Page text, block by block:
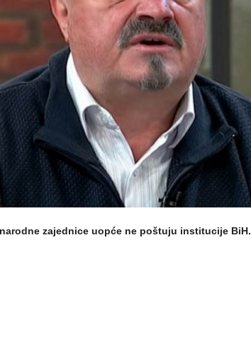
zajednice uopće ne poštuju institucije BiH.